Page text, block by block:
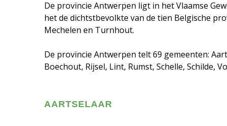
De provincie Antwerpen ligt in het Vlaamse
het de dichtstbevolkte van de tien Belgische
Mechelen en Turnhout.
De provincie Antwerpen telt 69 gemeenten:
Boechout, Rijsel, Lint, Rumst, Schelle, Schilde,
AARTSELAAR